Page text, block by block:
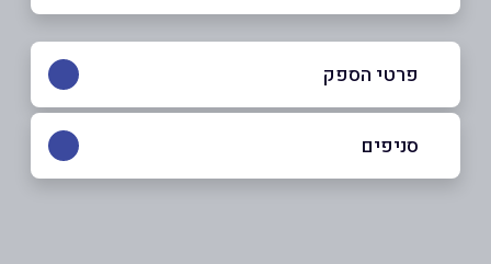
פרטי הספק
באתר
סניפים